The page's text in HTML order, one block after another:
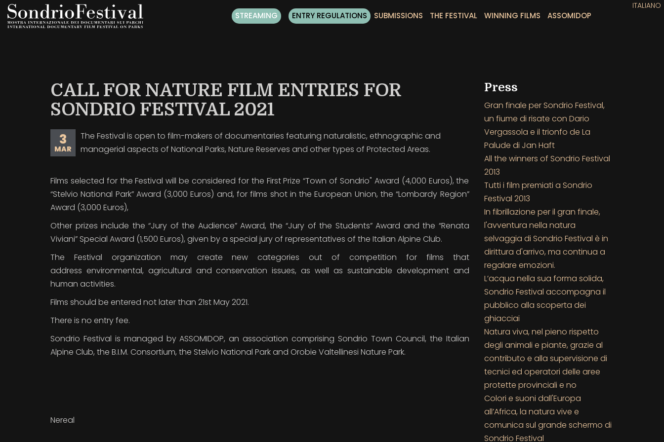
Skip
to
STREAMING ENTRY REGULATIONS SUBMISSIONS THE FESTIVAL WINNING FILMS ASSOMIDOP
ITALIANO
CALL FOR NATURE FILM ENTRIES FOR
SONDRIO FESTIVAL 2021
3
MAR
The Festival is open to film-makers of documentaries featuring naturalistic, ethnographic and
managerial aspects of National Parks, Nature Reserves and other types of Protected Areas.
Films selected for the Festival will be considered for the First Prize “Town of Sondrio" Award (4,000 Euros), the
“Stelvio National Park” Award (3,000 Euros) and, for films shot in the European Union, the “Lombardy Region”
Award (3,000 Euros),
Other prizes include the “Jury of the Audience” Award, the “Jury of the Students” Award and the “Renata
Viviani” Special Award (1,500 Euros), given by a special jury of representatives of the Italian Alpine Club.
The Festival organization may create new categories out of competition for films that
address environmental, agricultural and conservation issues, as well as sustainable development and
human activities.
Films should be entered not later than 21st May 2021.
There is no entry fee.
Sondrio Festival is managed by ASSOMIDOP, an association comprising Sondrio Town Council, the Italian
Alpine Club, the B.I.M. Consortium, the Stelvio National Park and Orobie Valtellinesi Nature Park.
Nereal
Press
Gran finale per Sondrio Festival,
un fiume di risate con Dario
Vergassola e il trionfo de La
Palude di Jan Haft
All the winners of Sondrio Festival
2013
Tutti i film premiati a Sondrio
Festival 2013
In fibrillazione per il gran finale,
l'avventura nella natura
selvaggia di Sondrio Festival è in
dirittura d'arrivo, ma continua a
regalare emozioni.
L’acqua nella sua forma solida,
Sondrio Festival accompagna il
pubblico alla scoperta dei
ghiacciai
Natura viva, nel pieno rispetto
degli animali e piante, grazie al
contributo e alla supervisione di
tecnici ed operatori delle aree
protette provinciali e no
Colori e suoni dall'Europa
all’Africa, la natura vive e
comunica sul grande schermo di
Sondrio Festival